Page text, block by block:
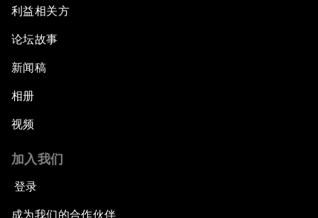
利益相关方
论坛故事
新闻稿
相册
视频
加入我们
登录
成为我们的合作伙伴